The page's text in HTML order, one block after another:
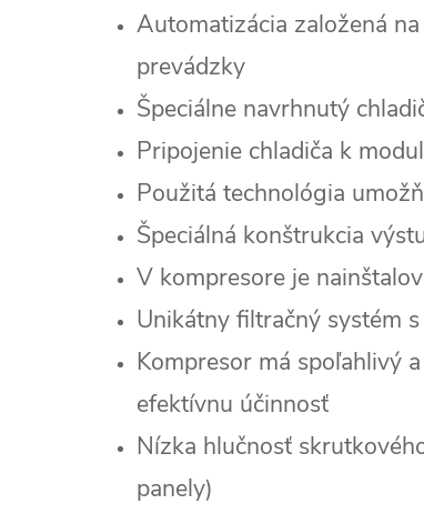
Automatizácia založená
prevádzky
Špeciálne navrhnutý
Pripojenie chladiča k
Použitá technológia
Špeciálná konštrukcia
V kompresore je
Unikátny filtračný systém
Kompresor má spoľahlivý
efektívnu účinnosť
Nízka hlučnosť
panely)